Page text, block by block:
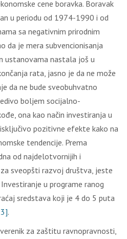
cene boravka. Boravak
u periodu od 1974-1990 i od
sa negativnim prirodnim
da je mera subvencionisanja
ustanovama nastala još u
rata, jasno je da ne može
da ne bude sveobuhvatno
boljem socijalno-
ona kao način investiranja u
pozitivne efekte kako na
tendencije. Prema
od najdelotvornijih i
sveopšti razvoj društva, jeste
u programe ranog
sredstava koji je 4 do 5 puta
.
za zaštitu ravnopravnosti,